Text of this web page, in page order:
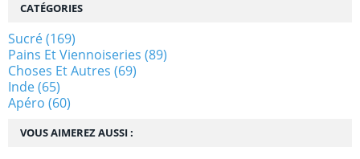
VOUS AIMEREZ AUSSI :
CATÉGORIES
Sucré(169)
Pains Et Viennoiseries (89)
Choses Et Autres (69)
Inde(65)
Apéro (60)